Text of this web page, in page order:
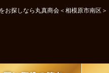
お探しなら丸真商会＜相模原市南区＞